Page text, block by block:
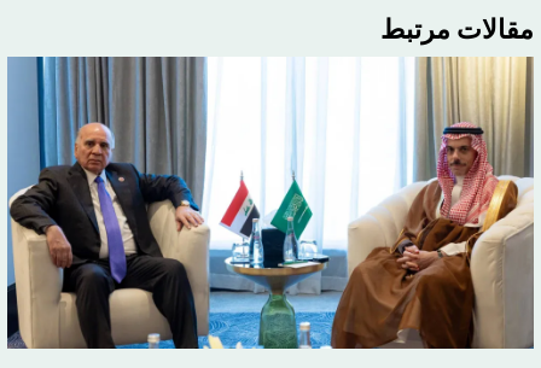
مقالات مرتبط